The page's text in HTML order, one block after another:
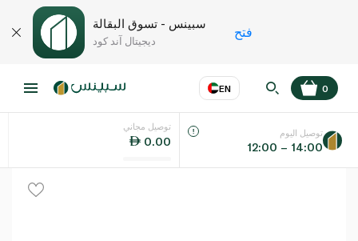
سبينس - تسوق البقالة
ديجيتال آند كود
فتح
EN
اللغة عر
0
توصيل مجاني
0.00
توصيل اليوم
12:00 – 14:00